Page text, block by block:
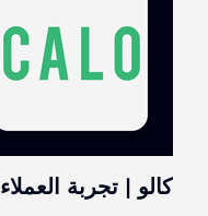
كالو | تجربة العملاء